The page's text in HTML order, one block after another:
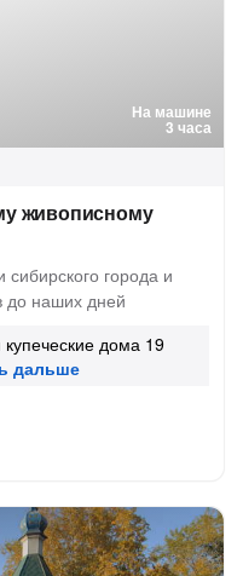
На машине
3 часа
живописному
сибирского города и
до наших дней
купеческие дома 19